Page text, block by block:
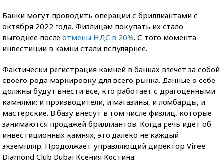
Банки могут проводить операции с бриллиантами с
октября 2022 года. Физлицам покупать их стало
выгоднее после отмены НДС в 20%. С того момента
инвестиции в камни стали популярнее.
Фактически регистрация камней в банках влечет за собой
своего рода маркировку для всего рынка. Данные о себе
должны будут внести все, кто работает с драгоценными
камнями: и производители, и магазины, и ломбарды, и
мастерские. В базу внесут в том числе физлиц, которые
занимаются продажей бриллиантов. Когда речь идет об
инвестиционных камнях, это далеко не каждый
экземпляр. Продолжает управляющий директор Viree
Diamond Club Dubai Ксения Костина: